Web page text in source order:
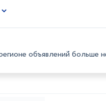
объявлений больше